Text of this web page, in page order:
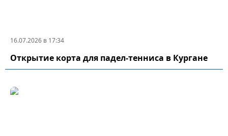
16.07.2026 в 17:34
Открытие корта для падел-тенниса в Кургане